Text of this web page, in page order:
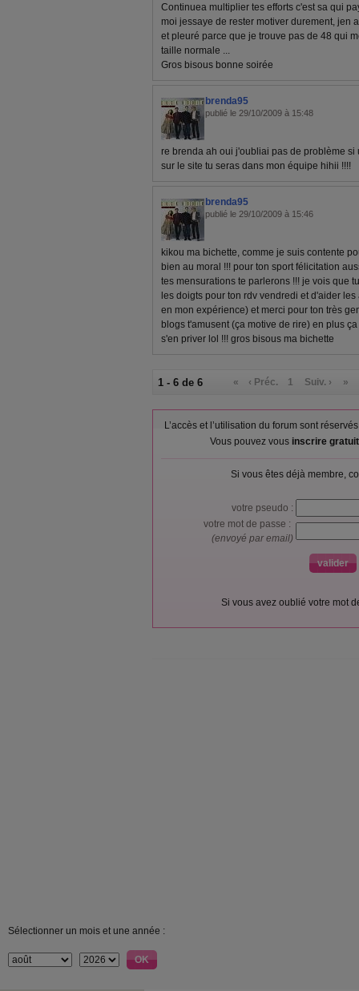
Continuea multiplier tes efforts c'est sa qui
moi jessaye de rester motiver durement, jen
et pleuré parce que je trouve pas de 48 qui
taille normale ...
Gros bisous bonne soirée
brenda95
publié le 29/10/2009 à 15:48
re brenda ah oui j'oubliai pas de problème
sur le site tu seras dans mon équipe hihii !!!!
brenda95
publié le 29/10/2009 à 15:46
kikou ma bichette, comme je suis contente
bien au moral !!! pour ton sport félicitation
tes mensurations te parlerons !!! je vois que
les doigts pour ton rdv vendredi et d'aider
en mon expérience) et merci pour ton très
blogs t'amusent (ça motive de rire) en plus
s'en priver lol !!! gros bisous ma bichette
1 - 6 de 6 « ‹ Préc. 1 Suiv. › »
L’accès et l’utilisation du forum sont
Vous pouvez vous inscrire
Si vous êtes déjà membre,
votre pseudo :
votre mot de passe :
(envoyé par email)
Si vous avez oublié votre mot
Sélectionner un mois et une année :